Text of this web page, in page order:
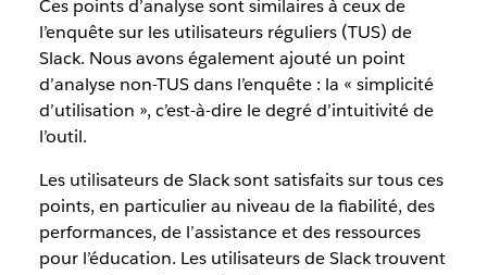
Ces points d’analyse sont similaires à ceux de
l’enquête sur les utilisateurs réguliers (TUS) de
Slack. Nous avons également ajouté un point
d’analyse non-TUS dans l’enquête : la « simplicité
d’utilisation », c’est-à-dire le degré d’intuitivité de
l’outil.
Les utilisateurs de Slack sont satisfaits sur tous ces
points, en particulier au niveau de la fiabilité, des
performances, de l’assistance et des ressources
pour l’éducation. Les utilisateurs de Slack trouvent